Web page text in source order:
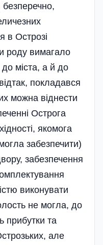
в Острозі
роду вимагало
міста, а й до
покладався
можна віднести
Острога
якомога
забезпечити)
забезпечення
виконувати
не могла, до
прибутки та
але